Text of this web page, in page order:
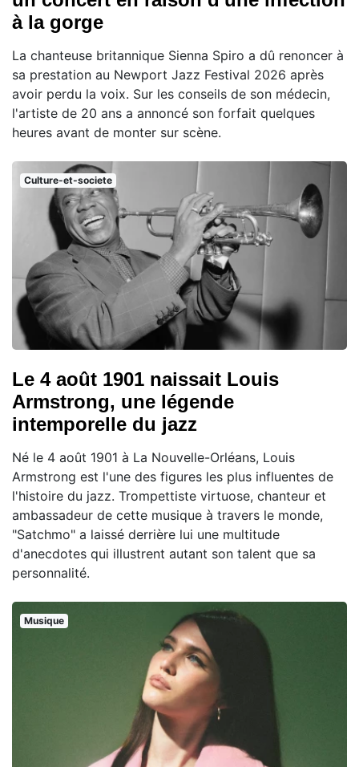
à la gorge
La chanteuse britannique Sienna Spiro a dû renoncer à
sa prestation au Newport Jazz Festival 2026 après
avoir perdu la voix. Sur les conseils de son médecin,
l'artiste de 20 ans a annoncé son forfait quelques
heures avant de monter sur scène.
Culture-et-societe
Le 4 août 1901 naissait Louis
Armstrong, une légende
intemporelle du jazz
Né le 4 août 1901 à La Nouvelle-Orléans, Louis
Armstrong est l'une des figures les plus influentes de
l'histoire du jazz. Trompettiste virtuose, chanteur et
ambassadeur de cette musique à travers le monde,
"Satchmo" a laissé derrière lui une multitude
d'anecdotes qui illustrent autant son talent que sa
personnalité.
Musique